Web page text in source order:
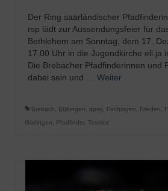
Der Ring saarländischer
rsp lädt zur Aussendungsfeier für
Bethlehem am Sonntag, dem 17.
17.00 Uhr in die Jugendkirche eli.ja
Die Brebacher Pfadfinderinnen und
dabei sein und … Weiter
Brebach Bübingen dpsg Fechingen Frieden
Güdingen
Pfadfinder, Termine